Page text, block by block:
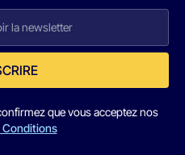
que vous acceptez nos